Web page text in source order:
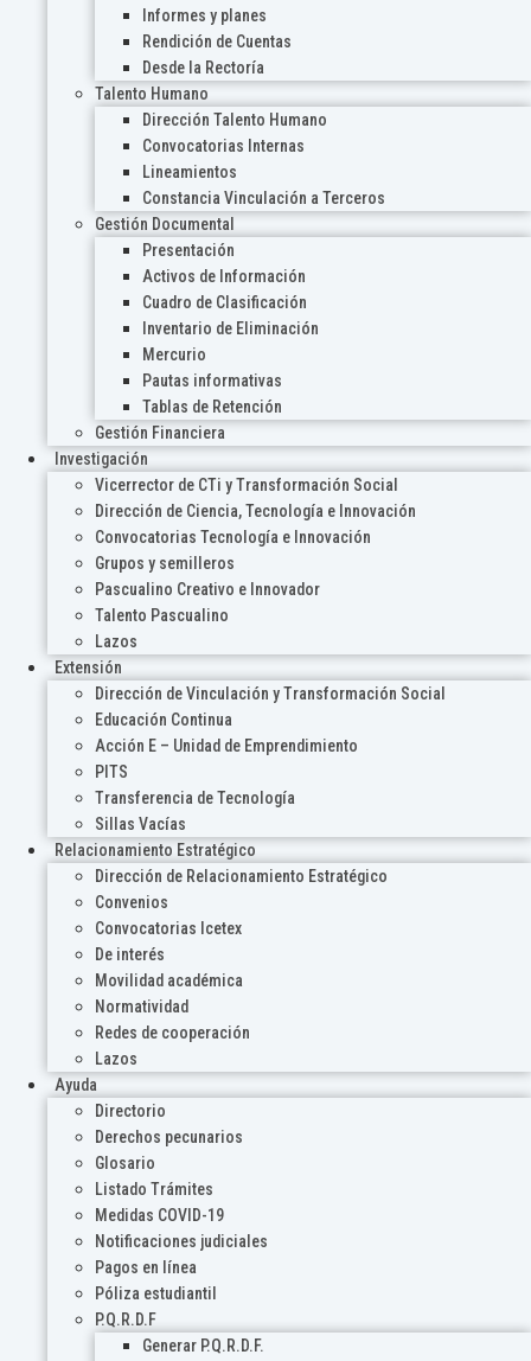
Informes y planes
Rendición de Cuentas
Desde la Rectoría
Talento Humano
Dirección Talento Humano
Convocatorias Internas
Lineamientos
Constancia Vinculación a Terceros
Gestión Documental
Presentación
Activos de Información
Cuadro de Clasificación
Inventario de Eliminación
Mercurio
Pautas informativas
Tablas de Retención
Gestión Financiera
Investigación
Vicerrector de CTi y Transformación Social
Dirección de Ciencia, Tecnología e Innovación
Convocatorias Tecnología e Innovación
Grupos y semilleros
Pascualino Creativo e Innovador
Talento Pascualino
Lazos
Extensión
Dirección de Vinculación y Transformación Social
Educación Continua
Acción E – Unidad de Emprendimiento
PITS
Transferencia de Tecnología
Sillas Vacías
Relacionamiento Estratégico
Dirección de Relacionamiento Estratégico
Convenios
Convocatorias Icetex
De interés
Movilidad académica
Normatividad
Redes de cooperación
Lazos
Ayuda
Directorio
Derechos pecunarios
Glosario
Listado Trámites
Medidas COVID-19
Notificaciones judiciales
Pagos en línea
Póliza estudiantil
P.Q.R.D.F
Generar P.Q.R.D.F.